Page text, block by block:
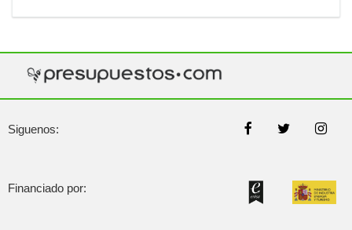
Siguenos:
Financiado por: